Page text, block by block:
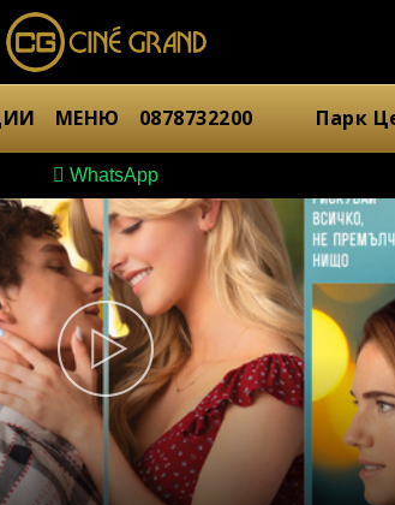
МЕНЮ 0878732200 Парк
WhatsApp